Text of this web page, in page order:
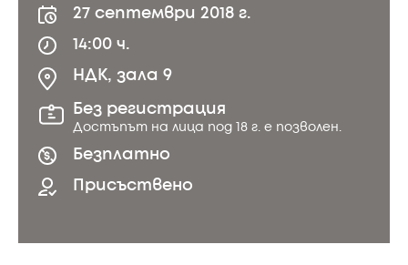
27 септември 2018 г.
14:00 ч.
НДК, зала 9
Без регистрация
Достъпът на лица под 18 г. е позволен.
Безплатно
Присъствено